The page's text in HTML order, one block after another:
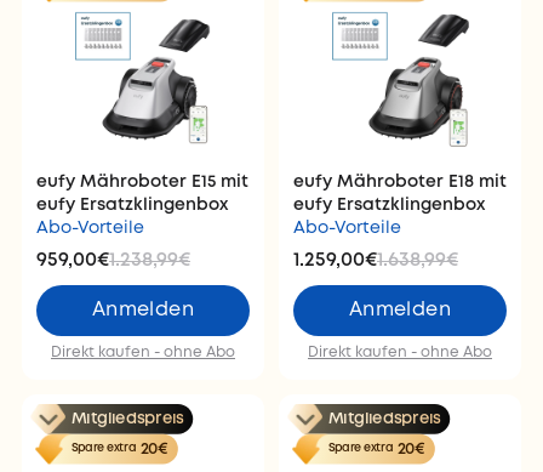
eufy Mähroboter E15 mit
eufy Ersatzklingenbox
Abo-Vorteile
959,00€1.238,99€
Anmelden
Direkt kaufen - ohne Abo
eufy Mähroboter E18 mit
eufy Ersatzklingenbox
Abo-Vorteile
1.259,00€1.638,99€
Anmelden
Direkt kaufen - ohne Abo
Mitgliedspreis
Spare extra 20€
Mitgliedspreis
Spare extra 20€